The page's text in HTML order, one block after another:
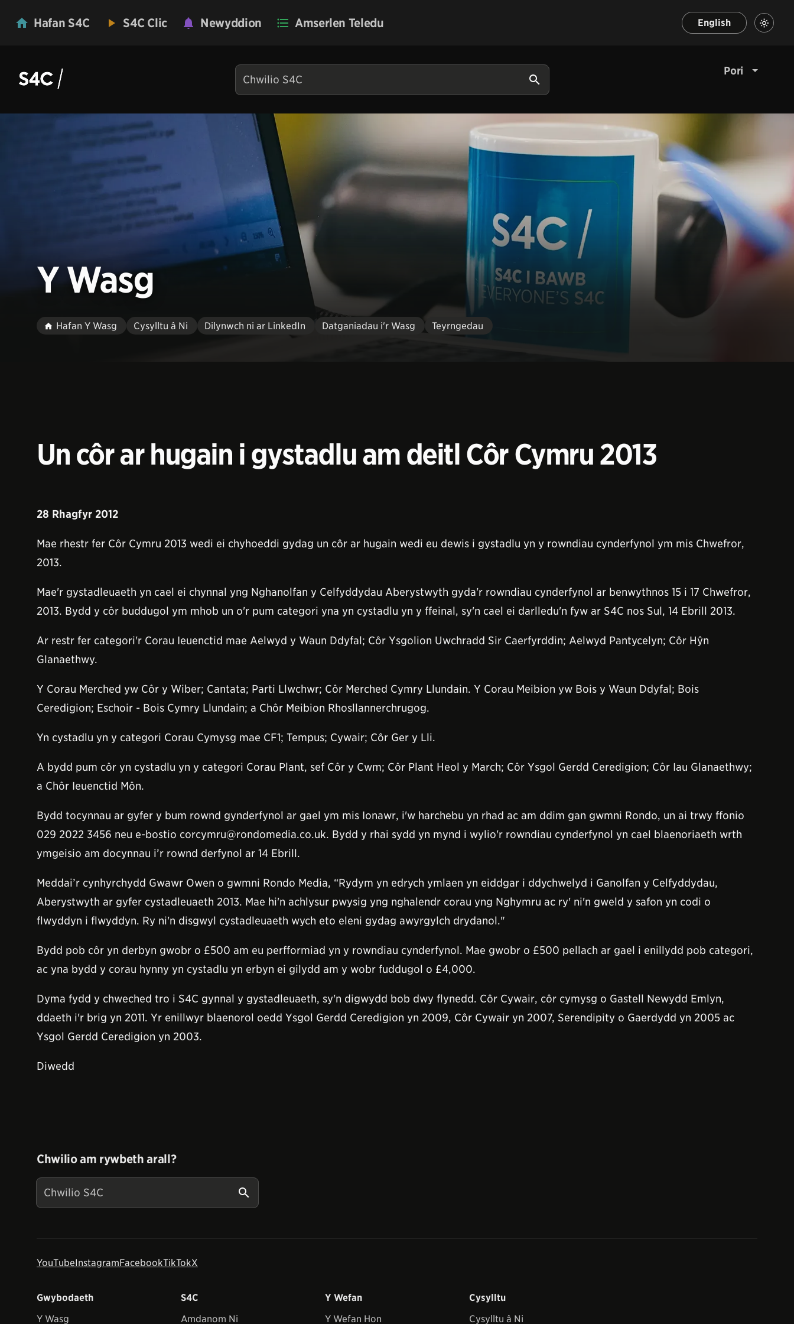
Hafan S4C S4C Clic Newyddion Amserlen Teledu English
Pori
Y Wasg
Hafan Y Wasg Cysylltu â Ni Dilynwch ni ar LinkedIn Datganiadau i'r Wasg Teyrngedau
Un côr ar hugain i gystadlu am deitl Côr Cymru 2013
28 Rhagfyr 2012
Mae rhestr fer Côr Cymru 2013 wedi ei chyhoeddi gydag un côr ar hugain wedi eu dewis i gystadlu yn y rowndiau cynderfynol ym mis Chwefror,
2013.
Mae'r gystadleuaeth yn cael ei chynnal yng Nghanolfan y Celfyddydau Aberystwyth gyda'r rowndiau cynderfynol ar benwythnos 15 i 17 Chwefror,
2013. Bydd y côr buddugol ym mhob un o'r pum categori yna yn cystadlu yn y ffeinal, sy'n cael ei darlledu'n fyw ar S4C nos Sul, 14 Ebrill 2013.
Ar restr fer categori'r Corau Ieuenctid mae Aelwyd y Waun Ddyfal; Côr Ysgolion Uwchradd Sir Caerfyrddin; Aelwyd Pantycelyn; Côr Hŷn
Glanaethwy.
Y Corau Merched yw Côr y Wiber; Cantata; Parti Llwchwr; Côr Merched Cymry Llundain. Y Corau Meibion yw Bois y Waun Ddyfal; Bois
Ceredigion; Eschoir - Bois Cymry Llundain; a Chôr Meibion Rhosllannerchrugog.
Yn cystadlu yn y categori Corau Cymysg mae CF1; Tempus; Cywair; Côr Ger y Lli.
A bydd pum côr yn cystadlu yn y categori Corau Plant, sef Côr y Cwm; Côr Plant Heol y March; Côr Ysgol Gerdd Ceredigion; Côr Iau Glanaethwy;
a Chôr Ieuenctid Môn.
Bydd tocynnau ar gyfer y bum rownd gynderfynol ar gael ym mis Ionawr, i'w harchebu yn rhad ac am ddim gan gwmni Rondo, un ai trwy ffonio
029 2022 3456 neu e-bostio corcymru@rondomedia.co.uk. Bydd y rhai sydd yn mynd i wylio'r rowndiau cynderfynol yn cael blaenoriaeth wrth
ymgeisio am docynnau i’r rownd derfynol ar 14 Ebrill.
Meddai’r cynhyrchydd Gwawr Owen o gwmni Rondo Media, “Rydym yn edrych ymlaen yn eiddgar i ddychwelyd i Ganolfan y Celfyddydau,
Aberystwyth ar gyfer cystadleuaeth 2013. Mae hi'n achlysur pwysig yng nghalendr corau yng Nghymru ac ry' ni'n gweld y safon yn codi o
flwyddyn i flwyddyn. Ry ni'n disgwyl cystadleuaeth wych eto eleni gydag awyrgylch drydanol."
Bydd pob côr yn derbyn gwobr o £500 am eu perfformiad yn y rowndiau cynderfynol. Mae gwobr o £500 pellach ar gael i enillydd pob categori,
ac yna bydd y corau hynny yn cystadlu yn erbyn ei gilydd am y wobr fuddugol o £4,000.
Dyma fydd y chweched tro i S4C gynnal y gystadleuaeth, sy'n digwydd bob dwy flynedd. Côr Cywair, côr cymysg o Gastell Newydd Emlyn,
ddaeth i'r brig yn 2011. Yr enillwyr blaenorol oedd Ysgol Gerdd Ceredigion yn 2009, Côr Cywair yn 2007, Serendipity o Gaerdydd yn 2005 ac
Ysgol Gerdd Ceredigion yn 2003.
Diwedd
Chwilio am rywbeth arall?
YouTubeInstagramFacebookTikTokX
Gwybodaeth
Y Wasg
S4C
Amdanom Ni
Y Wefan
Y Wefan Hon
Cysylltu
Cysylltu â Ni